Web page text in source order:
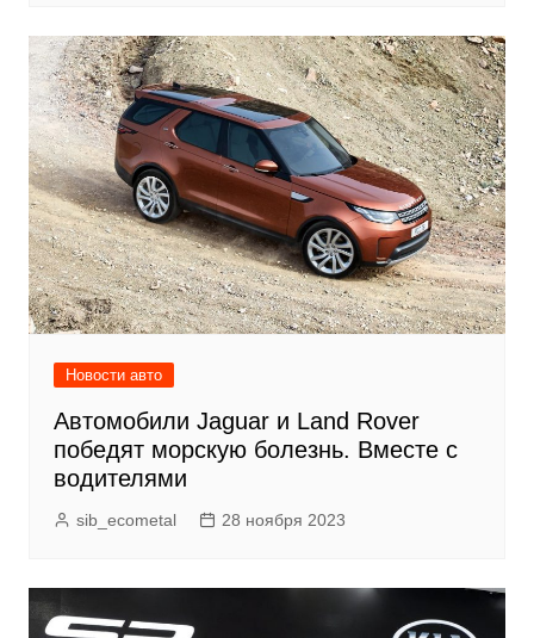
Новости авто
Автомобили Jaguar и Land Rover
победят морскую болезнь. Вместе с
водителями
sib_ecometal 28 ноября 2023